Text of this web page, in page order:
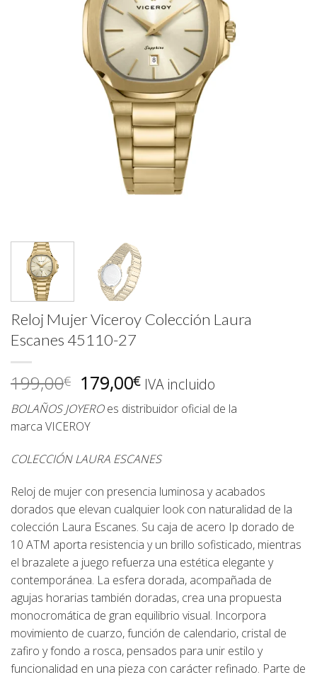
Reloj Mujer Viceroy Colección Laura
Escanes 45110-27
199,00€ El
precio
original
era:
199,00€.
179,00€El
precio
actual
179,00€.
IVA incluido
BOLAÑOS JOYEROes distribuidor oficial de la
marca VICEROY
COLECCIÓN LAURA ESCANES
Reloj de mujer con presencia luminosa y acabados
dorados que elevan cualquier look con naturalidad de la
colección Laura Escanes. Su caja de acero Ip dorado de
10 ATM aporta resistencia y un brillo sofisticado, mientras
el brazalete a juego refuerza una estética elegante y
contemporánea. La esfera dorada, acompañada de
agujas horarias también doradas, crea una propuesta
monocromática de gran equilibrio visual. Incorpora
movimiento de cuarzo, función de calendario, cristal de
zafiro y fondo a rosca, pensados para unir estilo y
funcionalidad en una pieza con carácter refinado. Parte de